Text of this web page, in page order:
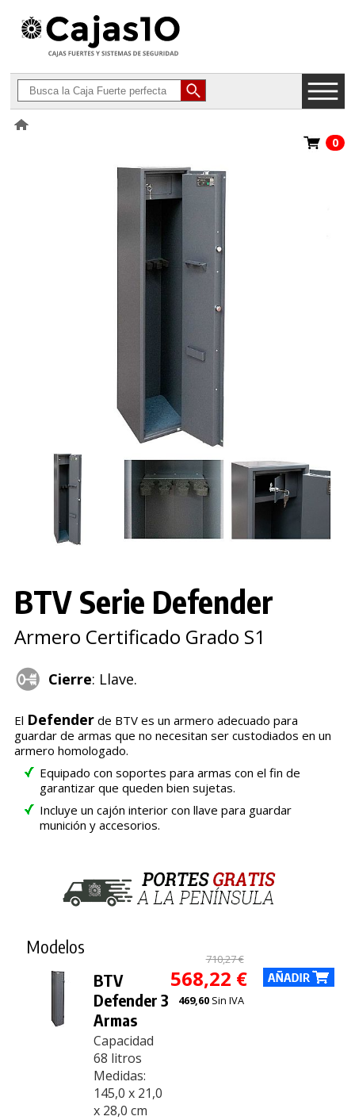
BTV Serie Defender 0
BTV Serie Defender
Armero Certificado Grado S1
Cierre: Llave.
El Defenderde BTV es un armero adecuado para
guardar de armas que no necesitan ser custodiados en un
armero homologado.
Equipado con soportes para armas con el fin de
garantizar que queden bien sujetas.
Incluye un cajón interior con llave para guardar
munición y accesorios.
Modelos
BTV
Defender 3
Armas
Capacidad
68 litros
Medidas:
145,0 x 21,0
x 28,0 cm
710,27 €
568,22 €
469,60 Sin IVA